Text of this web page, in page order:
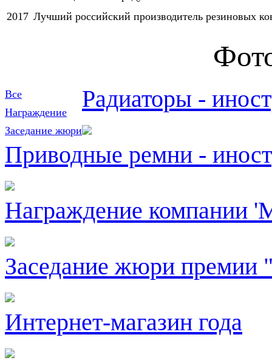
2017 Лучший российский производитель резиновых
Все
Награждение
Заседание жюри
Радиаторы -
Приводные ремни -
Награждение компании
Заседание жюри премии
Интернет-магазин года